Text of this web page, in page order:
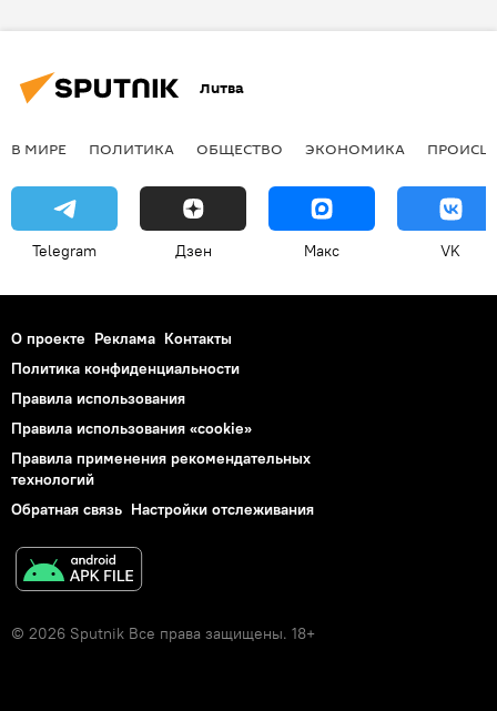
Литва
В МИРЕ ПОЛИТИКА ОБЩЕСТВО ЭКОНОМИКА
Telegram Дзен Макс VK
О проекте Реклама Контакты
Политика конфиденциальности
Правила использования
Правила использования «cookie»
Правила применения рекомендательных
технологий
Обратная связь Настройки отслеживания
© 2026 Sputnik Все права защищены. 18+